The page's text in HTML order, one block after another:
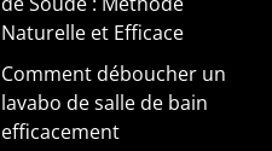
Naturelle et Efficace
Comment déboucher un
lavabo de salle de bain
efficacement